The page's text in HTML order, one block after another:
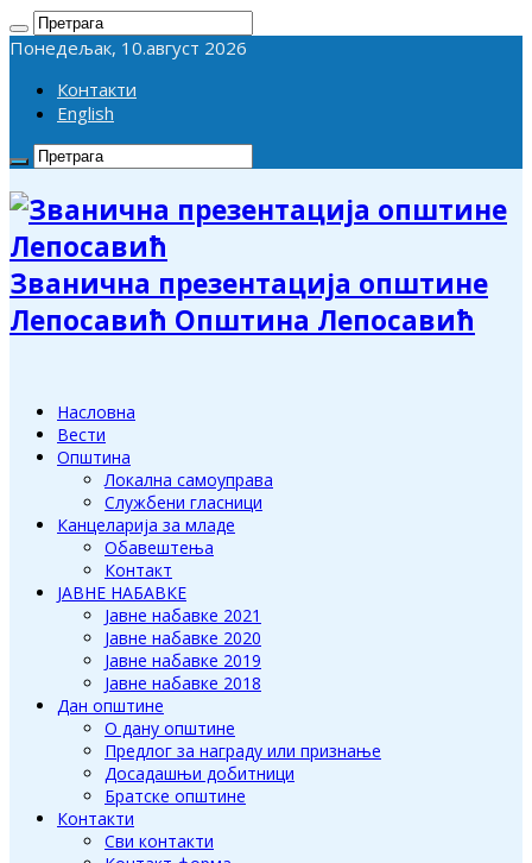
Понедељак, 10.август 2026
Контакти
English
Званична презентација општине
Лепосавић Општина Лепосавић
Насловна
Вести
Општина
Локална самоуправа
Службени гласници
Канцеларија за младе
Обавештења
Контакт
ЈАВНЕ НАБАВКЕ
Јавне набавке 2021
Јавне набавке 2020
Јавне набавке 2019
Јавне набавке 2018
Дан општине
О дану општине
Предлог за награду или признање
Досадашњи добитници
Братске општине
Контакти
Сви контакти